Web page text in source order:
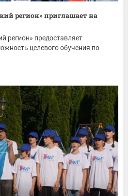
регион» приглашает на
регион» предоставляет
целевого обучения по